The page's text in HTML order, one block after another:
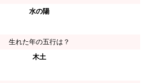
水の陽
生れた年の五行は？
木土